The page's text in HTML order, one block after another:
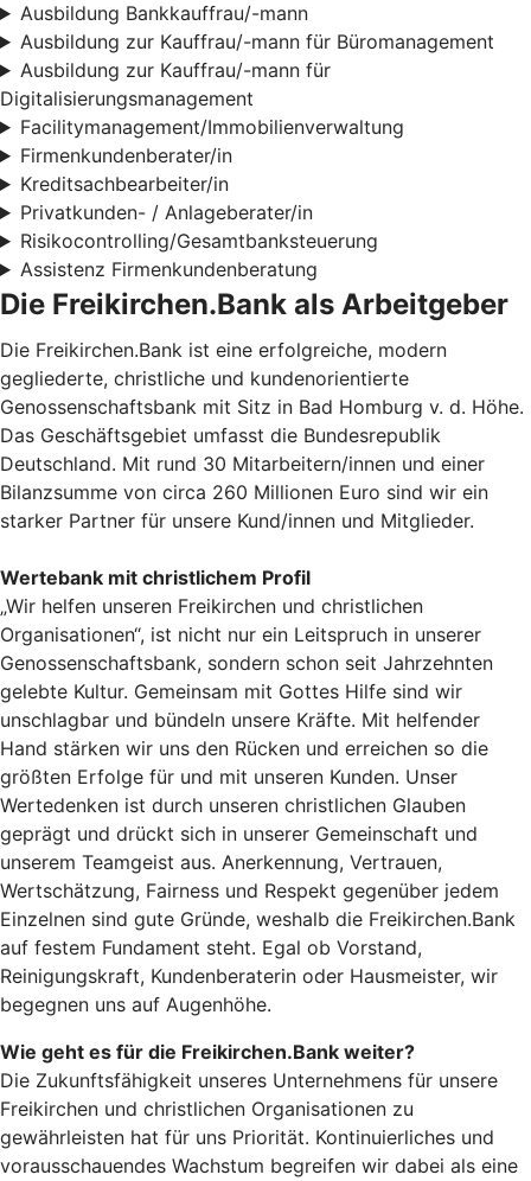
Ausbildung Bankkauffrau/-mann
Ausbildung zur Kauffrau/-mann für Büromanagement
Ausbildung zur Kauffrau/-mann für
Digitalisierungsmanagement
Facilitymanagement/Immobilienverwaltung
Firmenkundenberater/in
Kreditsachbearbeiter/in
Privatkunden- / Anlageberater/in
Risikocontrolling/Gesamtbanksteuerung
Assistenz Firmenkundenberatung
Die Freikirchen.Bank als Arbeitgeber
Die Freikirchen.Bank ist eine erfolgreiche, modern
gegliederte, christliche und kundenorientierte
Genossenschaftsbank mit Sitz in Bad Homburg v. d. Höhe.
Das Geschäftsgebiet umfasst die Bundesrepublik
Deutschland. Mit rund 30 Mitarbeitern/innen und einer
Bilanzsumme von circa 260 Millionen Euro sind wir ein
starker Partner für unsere Kund/innen und Mitglieder.
Wertebank mit christlichem Profil
„Wir helfen unseren Freikirchen und christlichen
Organisationen“, ist nicht nur ein Leitspruch in unserer
Genossenschaftsbank, sondern schon seit Jahrzehnten
gelebte Kultur. Gemeinsam mit Gottes Hilfe sind wir
unschlagbar und bündeln unsere Kräfte. Mit helfender
Hand stärken wir uns den Rücken und erreichen so die
größten Erfolge für und mit unseren Kunden. Unser
Wertedenken ist durch unseren christlichen Glauben
geprägt und drückt sich in unserer Gemeinschaft und
unserem Teamgeist aus. Anerkennung, Vertrauen,
Wertschätzung, Fairness und Respekt gegenüber jedem
Einzelnen sind gute Gründe, weshalb die Freikirchen.Bank
auf festem Fundament steht. Egal ob Vorstand,
Reinigungskraft, Kundenberaterin oder Hausmeister, wir
begegnen uns auf Augenhöhe.
Wie geht es für die Freikirchen.Bank weiter?
Die Zukunftsfähigkeit unseres Unternehmens für unsere
Freikirchen und christlichen Organisationen zu
gewährleisten hat für uns Priorität. Kontinuierliches und
vorausschauendes Wachstum begreifen wir dabei als eine